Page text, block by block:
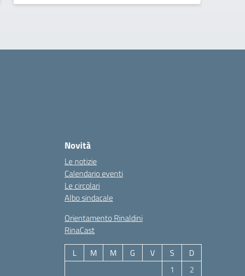
Novità
Le notizie
Calendario eventi
Le circolari
Albo sindacale
Orientamento Rinaldini
RinaCast
L M M G V S
D
1
2